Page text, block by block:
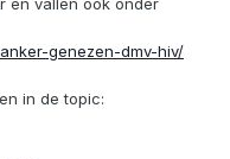
en vallen ook onder
genezen-dmv-hiv/
in de topic: